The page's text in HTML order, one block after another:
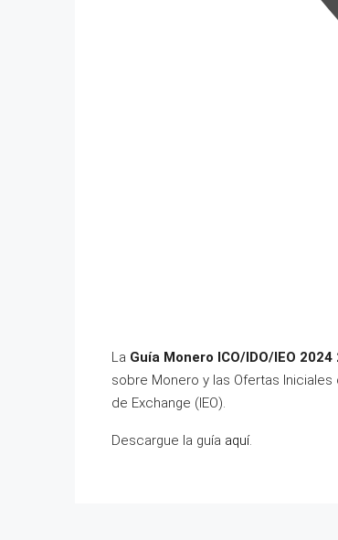
La Guía Monero ICO/IDO/IEO 2024
sobre Monero y las Ofertas Iniciales
de Exchange (IEO).
Descargue la guía aquí.